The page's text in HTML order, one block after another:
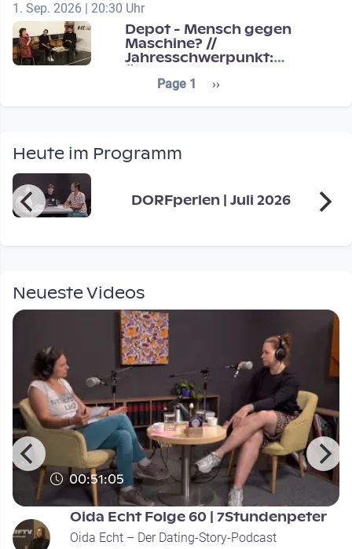
1. Sep. 2026 | 20:30 Uhr
Depot - Mensch gegen
Maschine? //
Jahresschwerpunkt:
Seitennummerierung
Page 1 Next page
››
Heute im Programm
DORFperlen | Juli 2026
Neueste Videos
00:51:05
Oida Echt Folge 60 | 7Stundenpeter
Oida Echt – Der Dating-Story-Podcast